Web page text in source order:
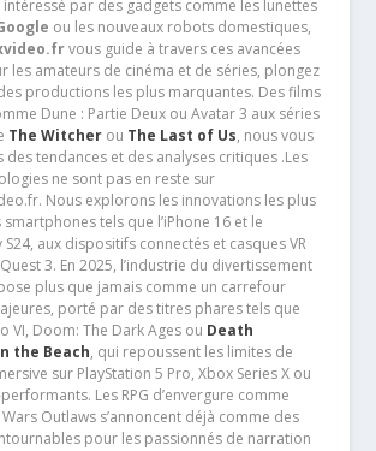
intéressé par des gadgets comme les lunettes
ou les nouveaux robots domestiques,
vous guide à travers ces avancées
les amateurs de cinéma et de séries, plongez
productions les plus marquantes. Des films
Dune : Partie Deux ou Avatar 3 aux séries
The Witcherou The Last of Us, nous vous
tendances et des analyses critiques .Les
ne sont pas en reste sur
Nous explorons les innovations les plus
tels que l’iPhone 16 et le
S24, aux dispositifs connectés et casques VR
3. En 2025, l’industrie du divertissement
plus que jamais comme un carrefour
porté par des titres phares tels que
VI, Doom: The Dark Ages ou Death
the Beach, qui repoussent les limites de
sur PlayStation 5 Pro, Xbox Series X ou
Les RPG d’envergure comme
Outlaws s’annoncent déjà comme des
pour les passionnés de narration